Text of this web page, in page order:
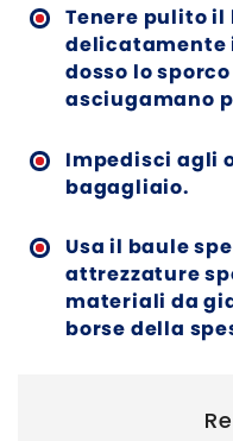
Tenere pulito
delicatamente
dosso lo
asciugamano
Impedisci agli
bagagliaio.
Usa il baule
attrezzature
materiali da
borse della